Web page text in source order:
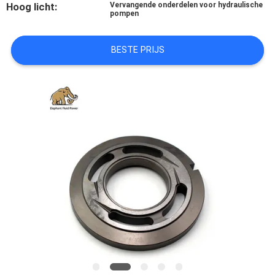
POLICY
Hoog licht:
Vervangende onderdelen voor hydraulische
pompen
BESTE PRIJS